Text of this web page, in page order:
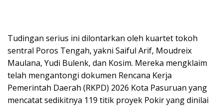
Tudingan serius ini dilontarkan oleh kuartet tokoh
sentral Poros Tengah, yakni Saiful Arif, Moudreix
Maulana, Yudi Bulenk, dan Kosim. Mereka mengklaim
telah mengantongi dokumen Rencana Kerja
Pemerintah Daerah (RKPD) 2026 Kota Pasuruan yang
mencatat sedikitnya 119 titik proyek Pokir yang dinilai